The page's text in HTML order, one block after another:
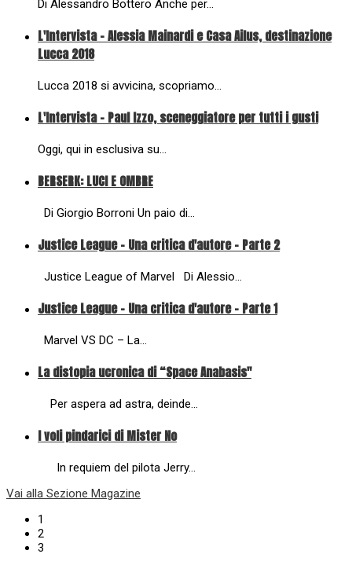
Di Alessandro Bottero Anche per…
L'Intervista - Alessia Mainardi e Casa Ailus, destinazione
Lucca 2018
Lucca 2018 si avvicina, scopriamo…
L'Intervista - Paul Izzo, sceneggiatore per tutti i gusti
Oggi, qui in esclusiva su…
BERSERK: LUCI E OMBRE
Di Giorgio Borroni Un paio di…
Justice League - Una critica d'autore - Parte 2
Justice League of Marvel Di Alessio…
Justice League - Una critica d'autore - Parte 1
Marvel VS DC – La…
La distopia ucronica di “Space Anabasis"
Per aspera ad astra, deinde…
I voli pindarici di Mister No
In requiem del pilota Jerry…
Vai alla Sezione Magazine
1
2
3